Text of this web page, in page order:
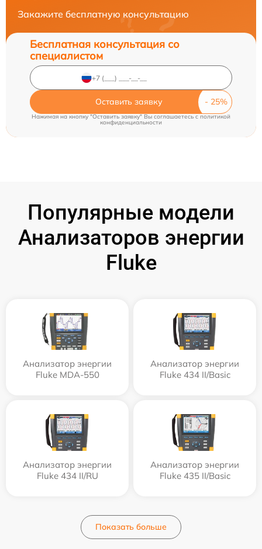
Закажите бесплатную консультацию
Бесплатная консультация со
специалистом
Оставить заявку
Нажимая на кнопку "Оставить заявку" Вы соглашаетесь cполитикой
конфиденциальности
Популярные модели
Анализаторов энергии
Fluke
Анализатор энергии
Fluke MDA-550
Анализатор энергии
Fluke 434 II/Basic
Анализатор энергии
Fluke 434 II/RU
Анализатор энергии
Fluke 435 II/Basic
Показать больше